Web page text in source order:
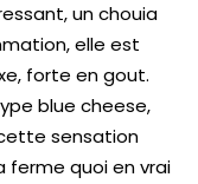
un chouia
elle est
forte en gout.
blue cheese,
sensation
ferme quoi en vrai